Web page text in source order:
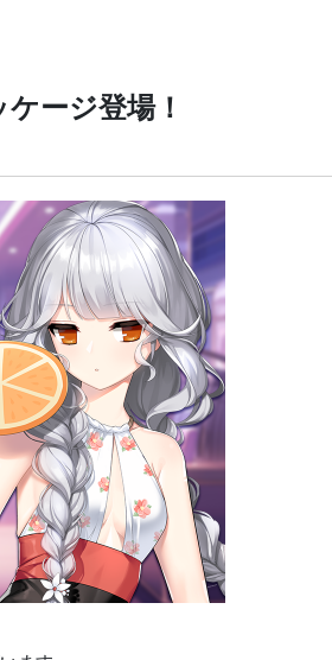
ージ登場！